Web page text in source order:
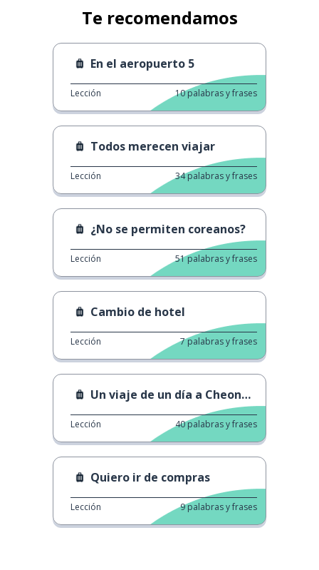
Te recomendamos
En el aeropuerto 5
Lección 10palabras y frases
Todos merecen viajar
Lección 34palabras y frases
¿No se permiten coreanos?
Lección 51palabras y frases
Cambio de hotel
Lección 7palabras y frases
Un viaje de un día a Cheongju
Lección 40palabras y frases
Quiero ir de compras
Lección 9palabras y frases